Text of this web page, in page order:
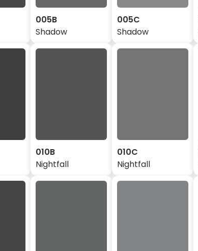
005B
Shadow
005C
Shadow
010B
Nightfall
010C
Nightfall